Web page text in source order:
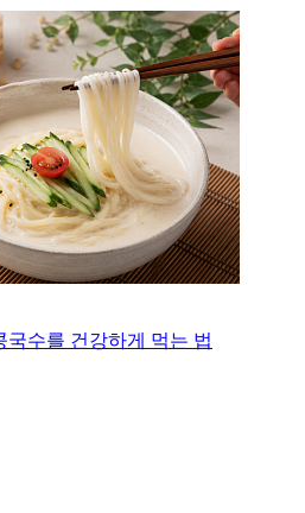
국수를 건강하게 먹는 법